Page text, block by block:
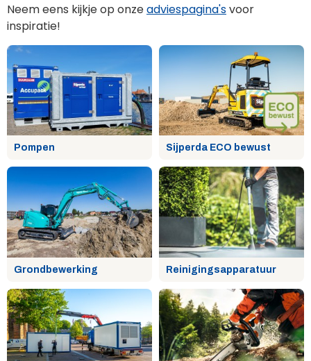
Neem eens kijkje op onzeadviespagina'svoor
inspiratie!
Pompen Sijperda ECO bewust
Grondbewerking Reinigingsapparatuur